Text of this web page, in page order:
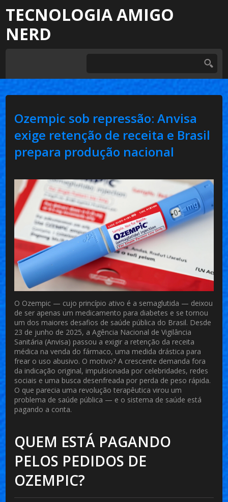
TECNOLOGIA AMIGO
NERD
Ozempic sob repressão: Anvisa
exige retenção de receita e Brasil
prepara produção nacional
O Ozempic — cujo princípio ativo é a semaglutida — deixou
de ser apenas um medicamento para diabetes e se tornou
um dos maiores desafios de saúde pública do Brasil. Desde
23 de junho de 2025, aAgência Nacional de Vigilância
Sanitária (Anvisa) passou a exigir a retenção da receita
médica na venda do fármaco, uma medida drástica para
frear o uso abusivo. O motivo? A crescente demanda fora
da indicação original, impulsionada por celebridades, redes
sociais e uma busca desenfreada por perda de peso rápida.
O que parecia uma revolução terapêutica virou um
problema de saúde pública — e o sistema de saúde está
pagando a conta.
QUEM ESTÁ PAGANDO
PELOS PEDIDOS DE
OZEMPIC?